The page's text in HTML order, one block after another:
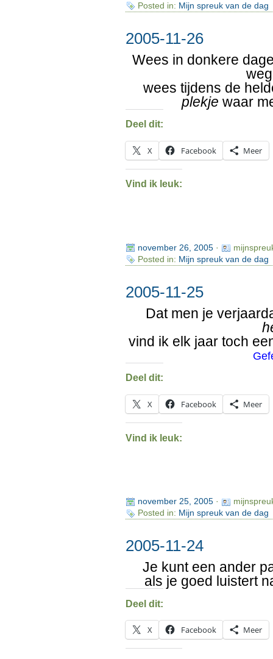
Posted in: Mijn spreuk van de dag
2005-11-26
Wees in donkere
wees tijdens de
plekje waar
Deel dit:
X Facebook Meer
Vind ik leuk:
november 26, 2005·
Posted in: Mijn spreuk van de dag
2005-11-25
Dat men je
vind ik elk jaar toch
Deel dit:
X Facebook Meer
Vind ik leuk:
november 25, 2005·
Posted in: Mijn spreuk van de dag
2005-11-24
Je kunt een ander
als je goed luistert
Deel dit:
X Facebook Meer